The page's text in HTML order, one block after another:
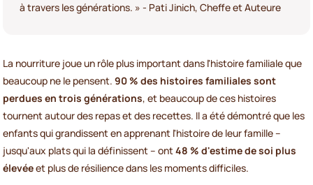
à travers les générations. » - Pati Jinich, Cheffe et Auteure
La nourriture joue un rôle plus important dans l'histoire familiale que
beaucoup ne le pensent. 90 % des histoires familiales sont
perdues en trois générations, et beaucoup de ces histoires
tournent autour des repas et des recettes. Il a été démontré que les
enfants qui grandissent en apprenant l'histoire de leur famille –
jusqu'aux plats qui la définissent – ont48 % d'estime de soi plus
élevéeet plus de résilience dans les moments difficiles.